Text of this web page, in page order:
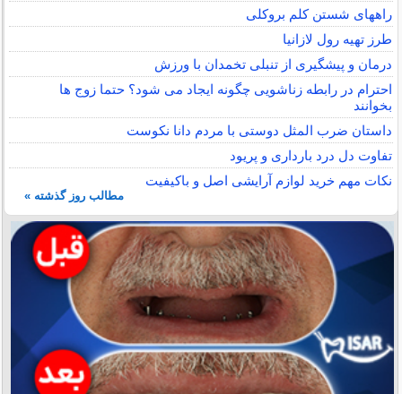
راههای شستن کلم بروکلی
طرز تهیه رول لازانیا
درمان و پیشگیری از تنبلی تخمدان با ورزش
احترام در رابطه زناشویی چگونه ایجاد می شود؟ حتما زوج ها
بخوانند
داستان ضرب المثل دوستی با مردم دانا نكوست
تفاوت دل درد بارداری و پریود
نکات مهم خرید لوازم آرایشی اصل و باکیفیت
مطالب روز گذشته »